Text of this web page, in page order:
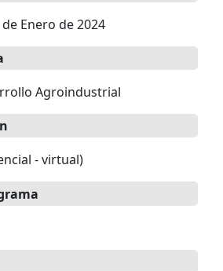
Enero de 2024
Agroindustrial
- virtual)